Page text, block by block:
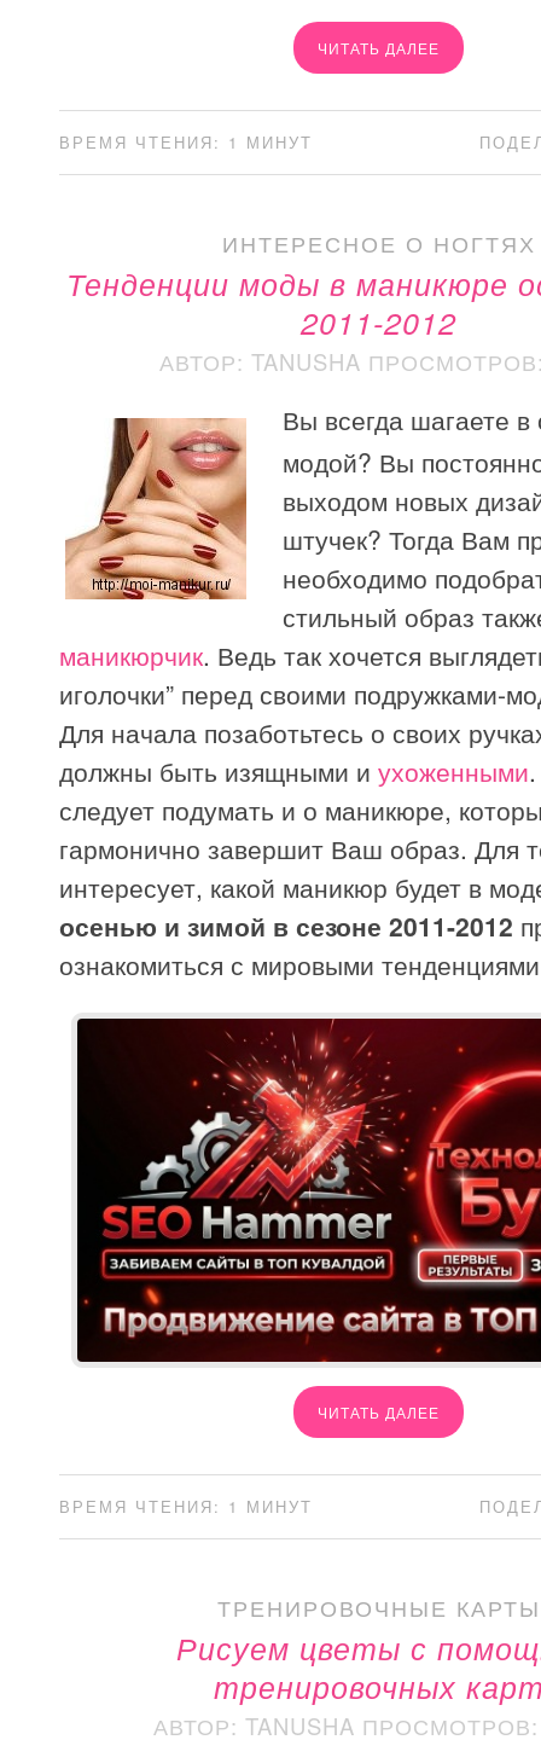
ЧИТАТЬ ДАЛЕЕ
ВРЕМЯ ЧТЕНИЯ: 1 МИНУТ
ИНТЕРЕСНОЕ О НОГТЯХ
Тенденции моды в маникюре
2011-2012
АВТОР: TANUSHA
Вы всегда шагаете в
модой? Вы
выходом новых
штучек? Тогда Вам
необходимо
стильный образ
маникюрчик. Ведь так хочется
иголочки” перед своими подружками-
Для начала позаботьтесь о своих
должны быть изящными и ухоженными
следует подумать и о маникюре,
гармонично завершит Ваш образ. Для
интересует, какой маникюр будет в
осенью и зимой в сезоне 2011-2012
ознакомиться с мировыми
ЧИТАТЬ ДАЛЕЕ
ВРЕМЯ ЧТЕНИЯ: 1 МИНУТ
ТРЕНИРОВОЧНЫЕ КАРТЫ
Рисуем цветы с
тренировочных
АВТОР: TANUSHA ПРОСМОТРОВ: